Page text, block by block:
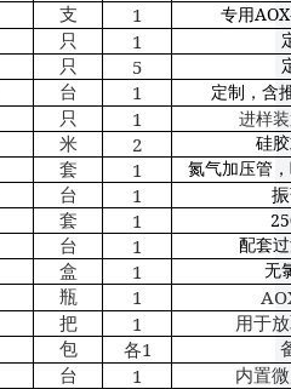
支 1 专用
只 1
只 5
台 1 定制，含
只 1 进样
米 2 硅
套 1 氮气加压管
台 1
套 1
台 1 配套
盒 1 无
瓶 1
把 1 用于
包 各1
台 1 内置